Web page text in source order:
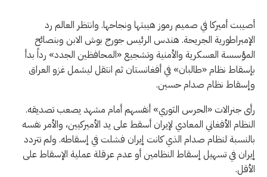
أصيبت أميركا في صميم رموز هيبتها ونجاحها. وانتظر العالم رد
الإمبراطورية الجريحة. هندس الرئيس جورج بوش الابن وبنصائح
المؤسسة العسكرية والأمنية وتشجيع «المحافظين الجدد» رداً بدأ
بإسقاط نظام «طالبان» في أفغانستان ثم انتقل ليشمل غزو العراق
وإسقاط نظام صدام حسين.
رأى جنرالات «الحرس الثوري» أنفسهم أمام مشهد يصعب تصديقه.
النظام الأفغاني المعادي لإيران أسقط على يد الأميركيين، والأمر نفسه
بالنسبة لنظام صدام الذي كانت إيران فشلت في إسقاطه. ولم تتردد
إيران في تسهيل إسقاط النظامين أو عدم عرقلة عملية الإسقاط على
الأقل.